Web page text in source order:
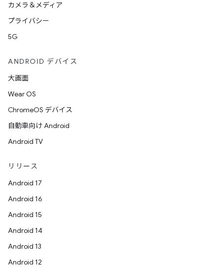
カメラ＆メディア
プライバシー
5G
ANDROID デバイス
大画面
Wear OS
ChromeOS デバイス
自動車向け Android
Android TV
リリース
Android 17
Android 16
Android 15
Android 14
Android 13
Android 12